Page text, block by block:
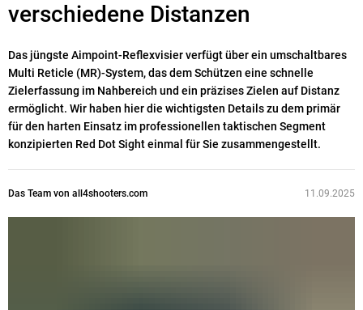
verschiedene Distanzen
Das jüngste Aimpoint-Reflexvisier verfügt über ein umschaltbares
Multi Reticle (MR)-System, das dem Schützen eine schnelle
Zielerfassung im Nahbereich und ein präzises Zielen auf Distanz
ermöglicht. Wir haben hier die wichtigsten Details zu dem primär
für den harten Einsatz im professionellen taktischen Segment
konzipierten Red Dot Sight einmal für Sie zusammengestellt.
Das Team von all4shooters.com 11.09.2025